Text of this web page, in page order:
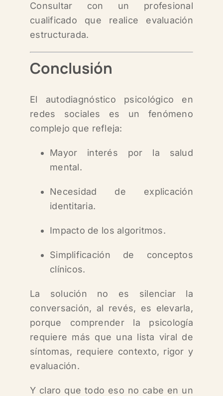
Consultar con un profesional
cualificado que realice evaluación
estructurada.
Conclusión
El autodiagnóstico psicológico en
redes sociales es un fenómeno
complejo que refleja:
Mayor interés por la salud
mental.
Necesidad de explicación
identitaria.
Impacto de los algoritmos.
Simplificación de conceptos
clínicos.
La solución no es silenciar la
conversación, al revés, es elevarla,
porque comprender la psicología
requiere más que una lista viral de
síntomas, requiere contexto, rigor y
evaluación.
Y claro que todo eso no cabe en un